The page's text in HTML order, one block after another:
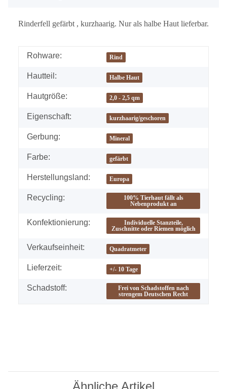
Rinderfell gefärbt , kurzhaarig. Nur als halbe Haut lieferbar.
Rohware: Rind
Hautteil: Halbe Haut
Hautgröße: 2,0 - 2,5 qm
Eigenschaft: kurzhaarig/geschoren
Gerbung: Mineral
Farbe: gefärbt
Herstellungsland: Europa
Recycling:
100% Tierhaut fällt als
Nebenprodukt an
Konfektionierung:
Individuelle Stanzteile,
Zuschnitte oder Riemen möglich
Verkaufseinheit: Quadratmeter
Lieferzeit: +/- 10 Tage
Schadstoff:
Frei von Schadstoffen nach
strengem Deutschen Recht
Ähnliche Artikel